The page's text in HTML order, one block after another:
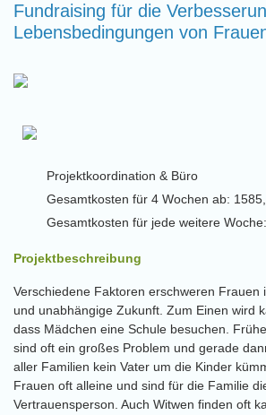
Fundraising für die
Lebensbedingungen von
Projektkoordination & Büro
Gesamtkosten für 4 Wochen ab:
Gesamtkosten für jede weitere
Projektbeschreibung
Verschiedene Faktoren erschweren Frauen
und unabhängige Zukunft. Zum Einen wird
dass Mädchen eine Schule besuchen.
sind oft ein großes Problem und gerade
aller Familien kein Vater um die Kinder
Frauen oft alleine und sind für die Familie
Vertrauensperson. Auch Witwen finden oft